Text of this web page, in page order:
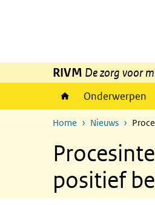
RIVM De zorg voor
Onderwerpen
Home Nieuws
positief